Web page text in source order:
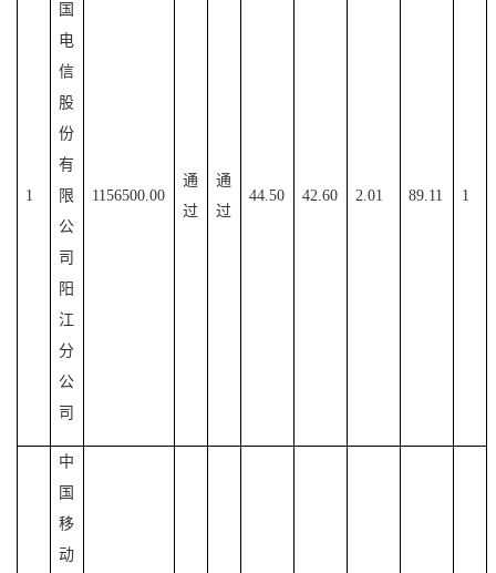
1
国
电
信
股
份
有
限
公
司
阳
江
分
公
司
1156500.00
通
过
通
过
44.50 42.60 2.01 89.11 1
中
国
移
动